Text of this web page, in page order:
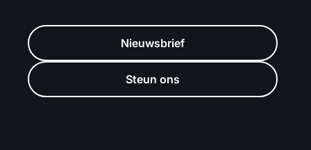
Nieuwsbrief
Steun ons